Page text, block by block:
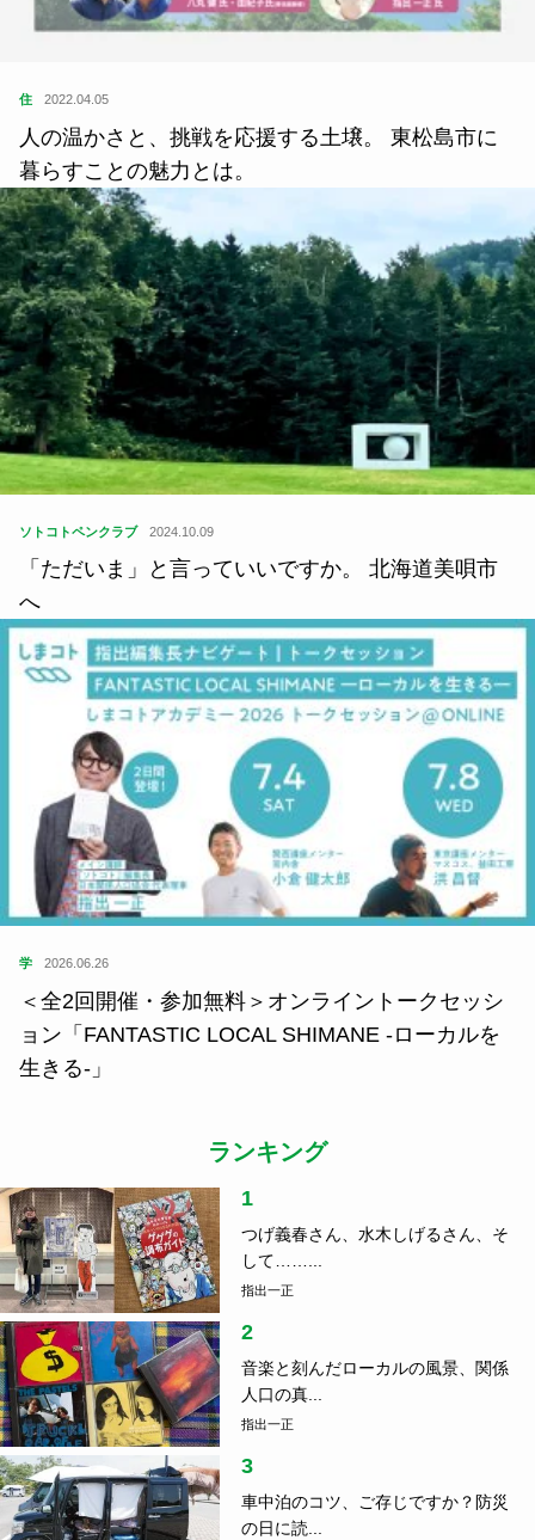
住 2022.04.05
人の温かさと、挑戦を応援する土壌。 東松島市に
暮らすことの魅力とは。
ソトコトペンクラブ 2024.10.09
「ただいま」と言っていいですか。 北海道美唄市
へ
学 2026.06.26
＜全2回開催・参加無料＞オンライントークセッシ
ョン「FANTASTIC LOCAL SHIMANE -ローカルを
生きる-」
ランキング
1
つげ義春さん、水木しげるさん、そ
して……...
指出一正
2
音楽と刻んだローカルの風景、関係
人口の真...
指出一正
3
車中泊のコツ、ご存じですか？防災
の日に読...